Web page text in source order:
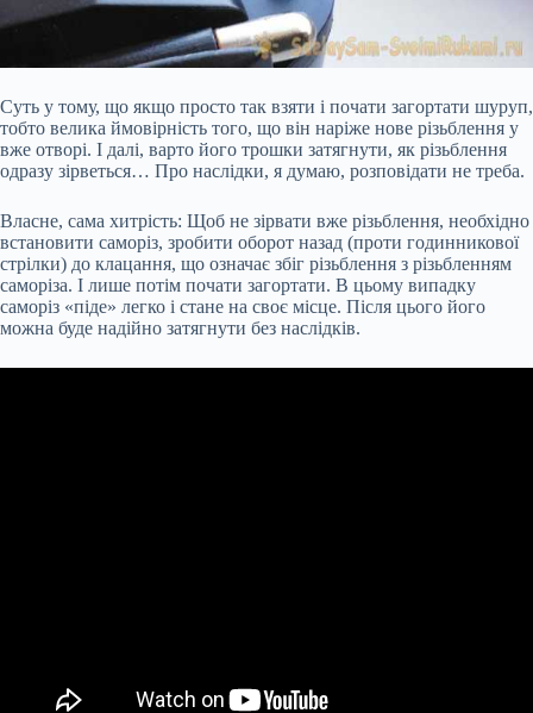
Суть у тому, що якщо просто так взяти і почати загортати шуруп,
тобто велика ймовірність того, що він наріже нове різьблення у
вже отворі. І далі, варто його трошки затягнути, як різьблення
одразу зірветься… Про наслідки, я думаю, розповідати не треба.
Власне, сама хитрість: Щоб не зірвати вже різьблення, необхідно
встановити саморіз, зробити оборот назад (проти годинникової
стрілки) до клацання, що означає збіг різьблення з різьбленням
саморіза. І лише потім почати загортати. В цьому випадку
саморіз «піде» легко і стане на своє місце. Після цього його
можна буде надійно затягнути без наслідків.